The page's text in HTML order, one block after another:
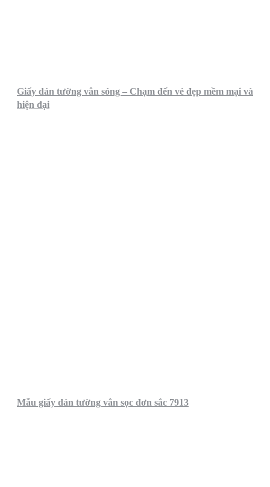
Giấy dán tường vân sóng – Chạm đến vẻ đẹp mềm mại và
hiện đại
Mẫu giấy dán tường vân sọc đơn sắc 7913